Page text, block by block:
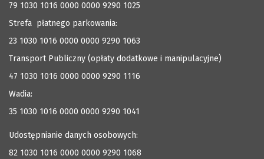
79 1030 1016 0000 0000 9290 1025
Strefa płatnego parkowania:
23 1030 1016 0000 0000 9290 1063
Transport Publiczny (opłaty dodatkowe i manipulacyjne)
47 1030 1016 0000 0000 9290 1116
Wadia:
35 1030 1016 0000 0000 9290 1041
Udostępnianie danych osobowych:
82 1030 1016 0000 0000 9290 1068